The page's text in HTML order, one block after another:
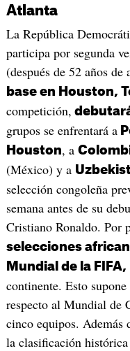
Atlanta
La República
participa por segunda
(después de 52 años de
base en Houston,
competición,
grupos se enfrentará a
Houston, a
(México) y a
selección congoleña
semana antes de su
Cristiano Ronaldo. Por
selecciones
Mundial de la FIFA,
continente. Esto
respecto al Mundial de
cinco equipos.
la clasificación